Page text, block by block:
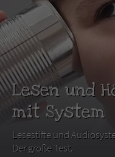
Lesen und
mit System
Lesestifte und
Der große Test.